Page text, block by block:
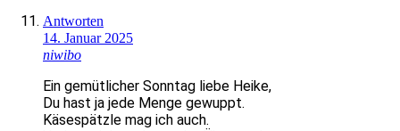
Antworten
14. Januar 2025
niwibo
Ein gemütlicher Sonntag liebe Heike,
Du hast ja jede Menge gewuppt.
Käsespätzle mag ich auch.